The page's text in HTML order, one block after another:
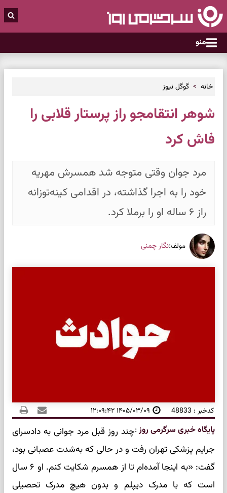
منو
خانه گوگل نیوز
شوهر انتقامجو راز پرستار قلابی را
فاش کرد
مرد جوان وقتی متوجه شد همسرش مهریه
خود را به اجرا گذاشته، در اقدامی کینه‌توزانه
راز ۶ ساله او را برملا کرد.
مولف:نگار چمنی
کدخبر : 48833 ۱۴۰۵/۰۳/۰۹ ۱۲:۰۹:۴۲
پایگاه خبری سرگرمی روز:چند روز قبل مرد جوانی به دادسرای
جرایم پزشکی تهران رفت و در حالی که به‌شدت عصبانی بود،
گفت: «به اینجا آمده‌ام تا از همسرم شکایت کنم. او ۶ سال
است که با مدرک دیپلم و بدون هیچ مدرک تحصیلی